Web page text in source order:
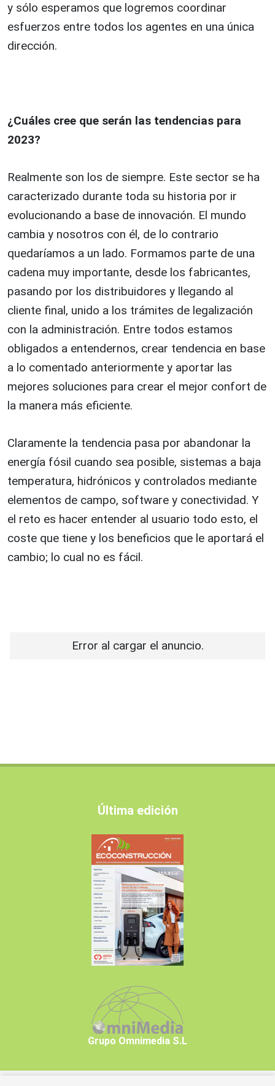
y sólo esperamos que logremos coordinar
esfuerzos entre todos los agentes en una única
dirección.
¿Cuáles cree que serán las tendencias para
2023?
Realmente son los de siempre. Este sector se ha
caracterizado durante toda su historia por ir
evolucionando a base de innovación. El mundo
cambia y nosotros con él, de lo contrario
quedaríamos a un lado. Formamos parte de una
cadena muy importante, desde los fabricantes,
pasando por los distribuidores y llegando al
cliente final, unido a los trámites de legalización
con la administración. Entre todos estamos
obligados a entendernos, crear tendencia en base
a lo comentado anteriormente y aportar las
mejores soluciones para crear el mejor confort de
la manera más eficiente.
Claramente la tendencia pasa por abandonar la
energía fósil cuando sea posible, sistemas a baja
temperatura, hidrónicos y controlados mediante
elementos de campo, software y conectividad. Y
el reto es hacer entender al usuario todo esto, el
coste que tiene y los beneficios que le aportará el
cambio; lo cual no es fácil.
Error al cargar el anuncio.
Última edición
Grupo Omnimedia S.L